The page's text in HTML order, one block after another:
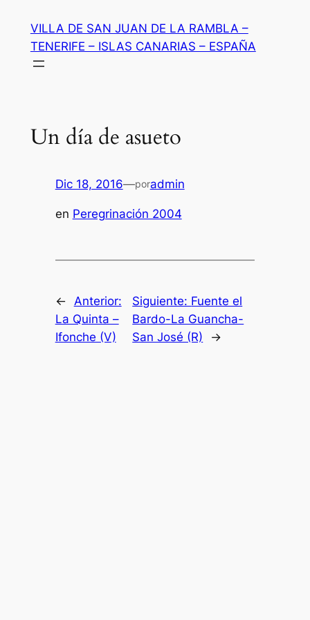
contenido
VILLA DE SAN JUAN DE LA RAMBLA –
TENERIFE – ISLAS CANARIAS – ESPAÑA
Un día de asueto
Dic 18, 2016—poradmin
en Peregrinación 2004
←
Anterior:
La Quinta –
Ifonche (V)
Siguiente: Fuente el
Bardo-La Guancha-
San José (R)
→